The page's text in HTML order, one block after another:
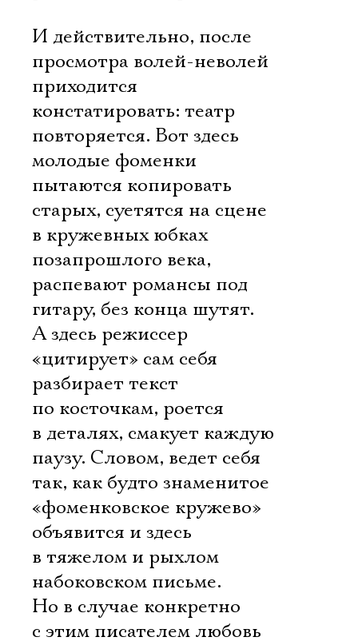
И действительно, после
просмотра волей-неволей
приходится
констатировать: театр
повторяется. Вот здесь
молодые фоменки
пытаются копировать
старых, суетятся на сцене
в кружевных юбках
позапрошлого века,
распевают романсы под
гитару, без конца шутят.
А здесь режиссер
«цитирует» сам себя 
разбирает текст
по косточкам, роется
в деталях, смакует каждую
паузу. Словом, ведет себя
так, как будто знаменитое
«фоменковское кружево»
объявится и здесь 
в тяжелом и рыхлом
набоковском письме.
Но в случае конкретно
с этим писателем любовь